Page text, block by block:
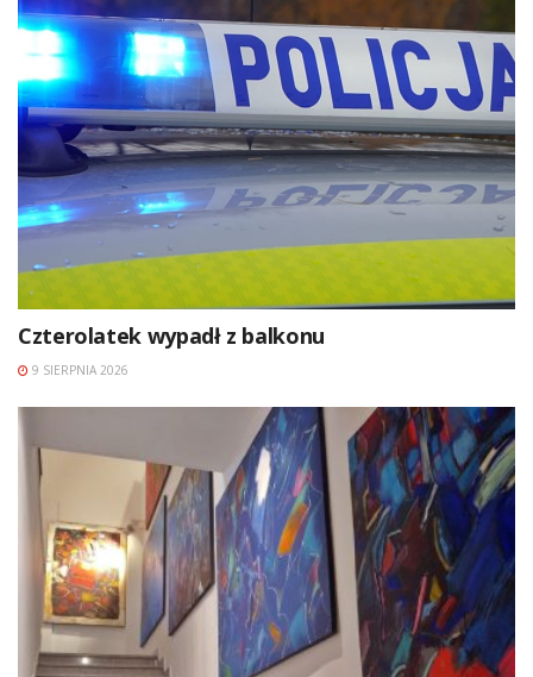
Czterolatek wypadł z balkonu
9 SIERPNIA 2026